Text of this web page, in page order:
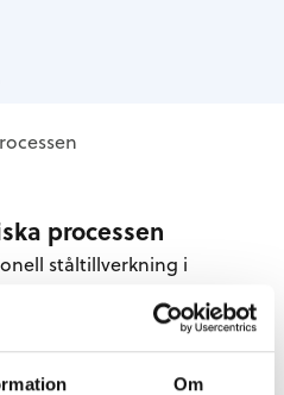
Om
processen
ståltillverkning i
förhållande samt
kan kolhalten